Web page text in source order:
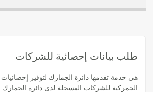
طلب بيانات إحصائية للشركات
هي خدمة تقدمها دائرة الجمارك لتوفير إحصائيات
الجمركية للشركات المسجلة لدى دائرة الجمارك.